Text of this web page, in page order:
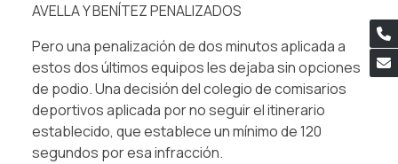
AVELLA Y BENÍTEZ PENALIZADOS
Pero una penalización de dos minutos aplicada a
estos dos últimos equipos les dejaba sin opciones
de podio. Una decisión del colegio de comisarios
deportivos aplicada por no seguir el itinerario
establecido, que establece un mínimo de 120
segundos por esa infracción.